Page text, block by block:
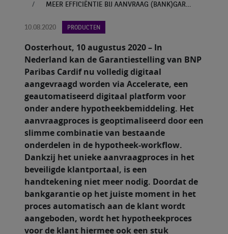
MEER EFFICIËNTIE BIJ AANVRAAG (BANK)GARANTIE
10.08.2020 PRODUCTEN
Oosterhout, 10 augustus 2020 – In
Nederland kan de Garantiestelling van BNP
Paribas Cardif nu volledig digitaal
aangevraagd worden via Accelerate, een
geautomatiseerd digitaal platform voor
onder andere hypotheekbemiddeling. Het
aanvraagproces is geoptimaliseerd door een
slimme combinatie van bestaande
onderdelen in de hypotheek-workflow.
Dankzij het unieke aanvraagproces in het
beveiligde klantportaal, is een
handtekening niet meer nodig. Doordat de
bankgarantie op het juiste moment in het
proces automatisch aan de klant wordt
aangeboden, wordt het hypotheekproces
voor de klant hiermee ook een stuk